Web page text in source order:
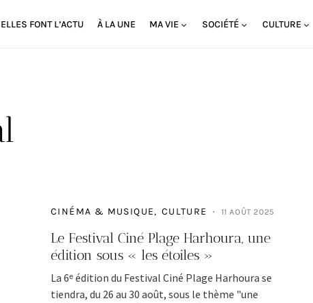
ELLES FONT L’ACTU À LA UNE MA VIE SOCIÉTÉ CULTURE
CINÉMA & MUSIQUE CULTURE 11 AOÛT 2025
Le Festival Ciné Plage Harhoura, une
édition sous « les étoiles »
La 6ᵉ édition du Festival Ciné Plage Harhoura se
tiendra, du 26 au 30 août, sous le thème "une